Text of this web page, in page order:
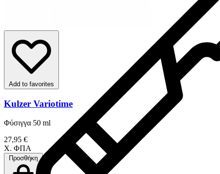
Add to favorites
Kulzer Variotime
Φύσιγγα 50 ml
27,95 €
Χ. ΦΠΑ
Προσθήκη